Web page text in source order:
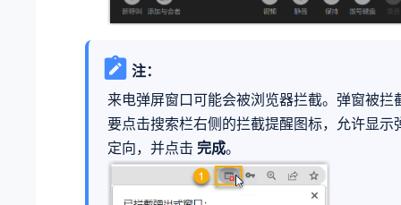
注：
来电弹屏窗口可能会被浏览器拦截。弹窗被拦
要点击搜索栏右侧的拦截提醒图标，允许显示
定向，并点击 完成。